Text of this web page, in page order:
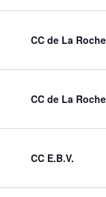
CC de La Roche
CC de La Roche
CC E.B.V.